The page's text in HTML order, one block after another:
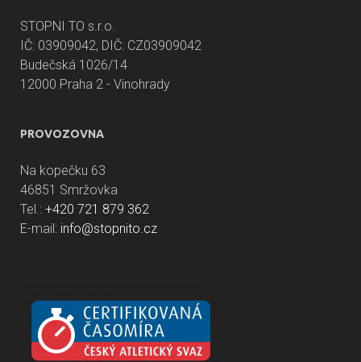
STOPNI TO s.r.o.
IČ: 03909042, DIČ: CZ03909042
Budečská 1026/14
12000 Praha 2 - Vinohrady
PROVOZOVNA
Na kopečku 63
46851 Smržovka
Tel.: +420 721 879 362
E-mail: info@stopnito.cz